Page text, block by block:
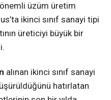
önemli üzüm üretim
ikinci sınıf sanayi tipi
üreticiyi büyük bir
alınan ikinci sınıf sanayi
hatırlatan